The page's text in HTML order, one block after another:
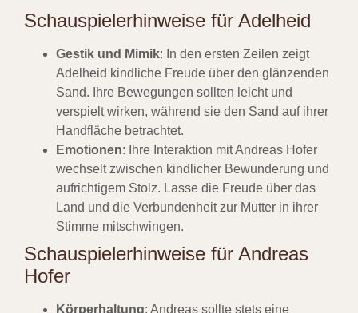
Schauspielerhinweise für Adelheid
Gestik und Mimik: In den ersten Zeilen zeigt
Adelheid kindliche Freude über den glänzenden
Sand. Ihre Bewegungen sollten leicht und
verspielt wirken, während sie den Sand auf ihrer
Handfläche betrachtet.
Emotionen: Ihre Interaktion mit Andreas Hofer
wechselt zwischen kindlicher Bewunderung und
aufrichtigem Stolz. Lasse die Freude über das
Land und die Verbundenheit zur Mutter in ihrer
Stimme mitschwingen.
Schauspielerhinweise für Andreas
Hofer
Körperhaltung: Andreas sollte stets eine